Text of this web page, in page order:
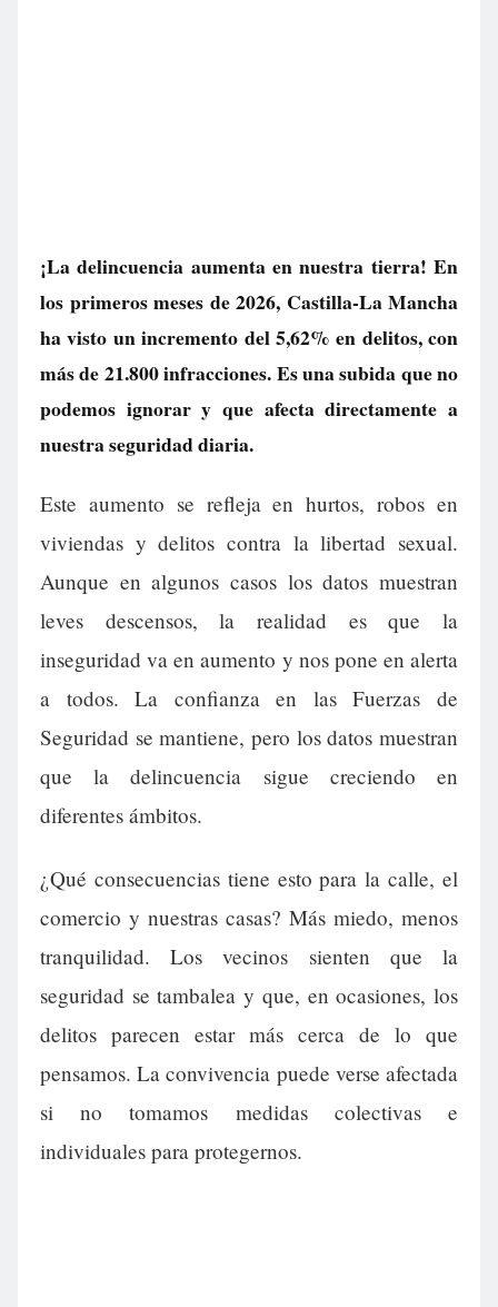
¡La delincuencia aumenta en nuestra tierra! En
los primeros meses de 2026, Castilla-La Mancha
ha visto un incremento del 5,62% en delitos, con
más de 21.800 infracciones. Es una subida que no
podemos ignorar y que afecta directamente a
nuestra seguridad diaria.
Este aumento se refleja en hurtos, robos en
viviendas y delitos contra la libertad sexual.
Aunque en algunos casos los datos muestran
leves descensos, la realidad es que la
inseguridad va en aumento y nos pone en alerta
a todos. La confianza en las Fuerzas de
Seguridad se mantiene, pero los datos muestran
que la delincuencia sigue creciendo en
diferentes ámbitos.
¿Qué consecuencias tiene esto para la calle, el
comercio y nuestras casas? Más miedo, menos
tranquilidad. Los vecinos sienten que la
seguridad se tambalea y que, en ocasiones, los
delitos parecen estar más cerca de lo que
pensamos. La convivencia puede verse afectada
si no tomamos medidas colectivas e
individuales para protegernos.